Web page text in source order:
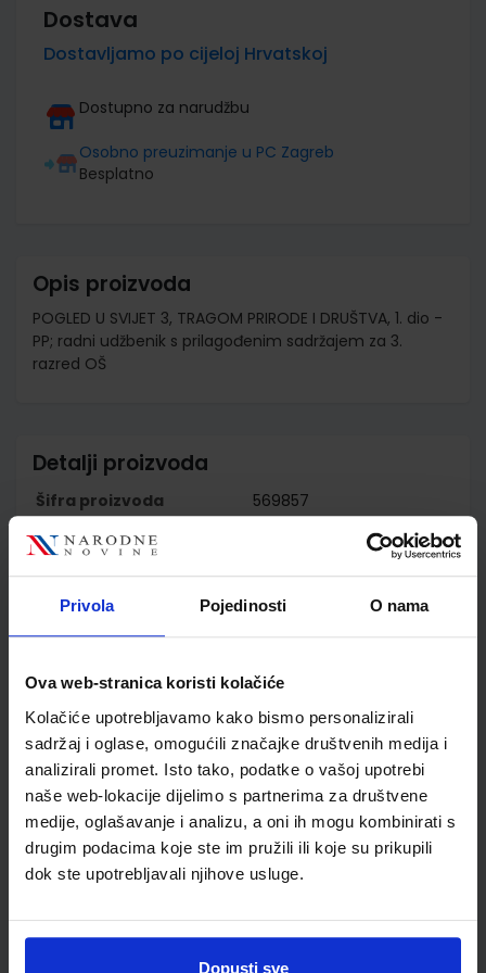
Privola Pojedinosti O nama
Ova web-stranica koristi kolačiće
Kolačiće upotrebljavamo kako bismo personalizirali
sadržaj i oglase, omogućili značajke društvenih medija i
analizirali promet. Isto tako, podatke o vašoj upotrebi
naše web-lokacije dijelimo s partnerima za društvene
medije, oglašavanje i analizu, a oni ih mogu kombinirati s
drugim podacima koje ste im pružili ili koje su prikupili
dok ste upotrebljavali njihove usluge.
Dopusti sve
Dostava
Dostavljamo po cijeloj Hrvatskoj
Dostupno za narudžbu
Osobno preuzimanje u PC Zagreb
Besplatno
Opis proizvoda
POGLED U SVIJET 3, TRAGOM PRIRODE I DRUŠTVA, 1. dio -
PP; radni udžbenik s prilagođenim sadržajem za 3.
razred OŠ
Detalji proizvoda
Šifra proizvoda
569857
Nakladnik
PROFIL KLETT d.o.o.
Škreblin Jelić Kolar
Školski razred
Nastavni predmet
PRIRODA I DRUŠT.PP
Reg br min
7954